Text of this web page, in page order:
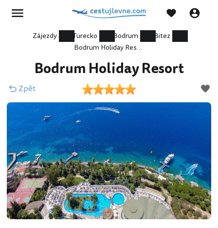
Zájezdy Turecko Bodrum
Bitez
Bodrum Holiday Resort
Bodrum Holiday Resort
Zpět